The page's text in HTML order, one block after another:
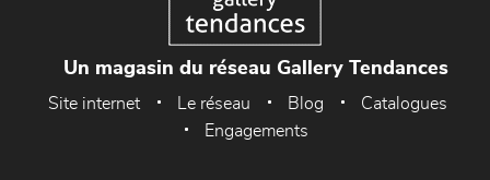
Un magasin du réseau Gallery Tendances
Site internet Le réseau Blog
Catalogues
Engagements